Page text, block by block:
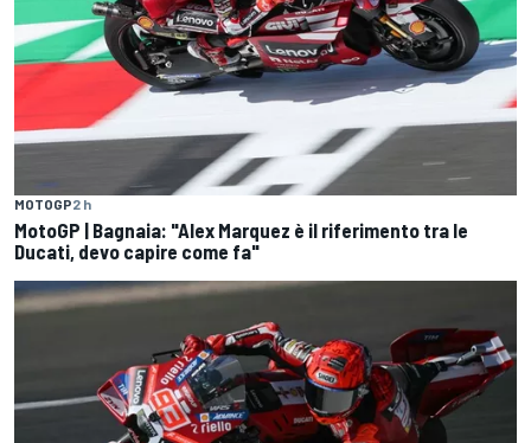
MOTOGP2 h
MotoGP | Bagnaia: "Alex Marquez è il riferimento tra le
Ducati, devo capire come fa"